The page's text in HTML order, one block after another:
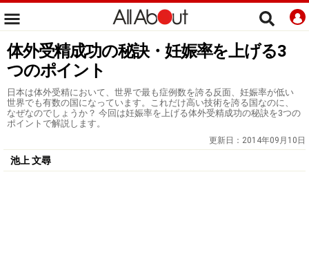
体外受精成功の秘訣・妊娠率を上げる3
つのポイント
日本は体外受精において、世界で最も症例数を誇る反面、妊娠率が低い
世界でも有数の国になっています。これだけ高い技術を誇る国なのに、
なぜなのでしょうか？ 今回は妊娠率を上げる体外受精成功の秘訣を3つの
ポイントで解説します。
更新日： 2014年09月10日
池上 文尋